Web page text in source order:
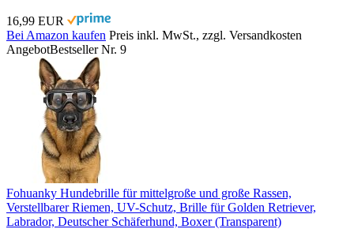
16,99 EUR
Bei Amazon kaufen Preis inkl. MwSt., zzgl. Versandkosten
AngebotBestseller Nr. 9
Fohuanky Hundebrille für mittelgroße und große Rassen,
Verstellbarer Riemen, UV-Schutz, Brille für Golden Retriever,
Labrador, Deutscher Schäferhund, Boxer (Transparent)